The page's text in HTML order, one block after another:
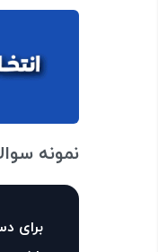
نمونه
برای